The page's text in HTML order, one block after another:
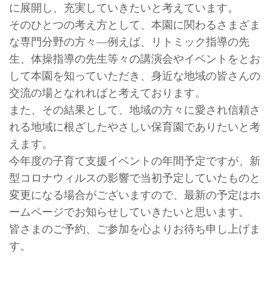
に展開し、充実していきたいと考えています。
そのひとつの考え方として、本園に関わるさまざま
な専門分野の方々―例えば、リトミック指導の先
生、体操指導の先生等々の講演会やイベントをとお
して本園を知っていただき、身近な地域の皆さんの
交流の場となれればと考えております。
また、その結果として、地域の方々に愛され信頼さ
れる地域に根ざしたやさしい保育園でありたいと考
えます。
今年度の子育て支援イベントの年間予定ですが、新
型コロナウィルスの影響で当初予定していたものと
変更になる場合がございますので、最新の予定はホ
ームページでお知らせしていきたいと思います。
皆さまのご予約、ご参加を心よりお待ち申し上げま
す。